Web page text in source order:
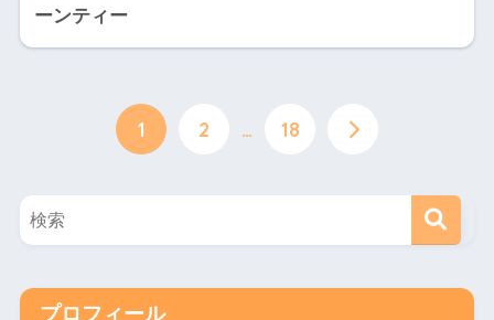
ーンティー
1 2 … 18
プロフィール